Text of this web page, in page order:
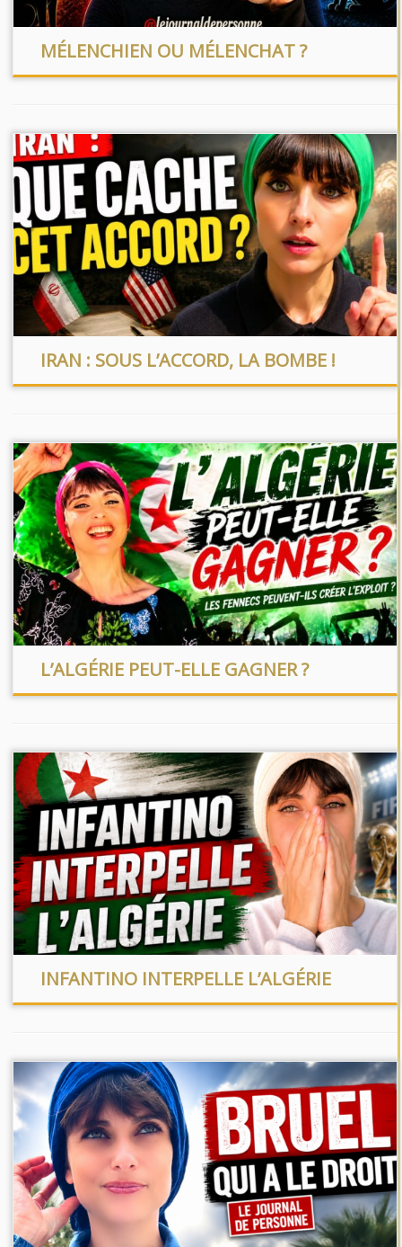
MÉLENCHIEN OU MÉLENCHAT ?
IRAN : SOUS L’ACCORD, LA BOMBE !
L’ALGÉRIE PEUT-ELLE GAGNER ?
INFANTINO INTERPELLE L’ALGÉRIE